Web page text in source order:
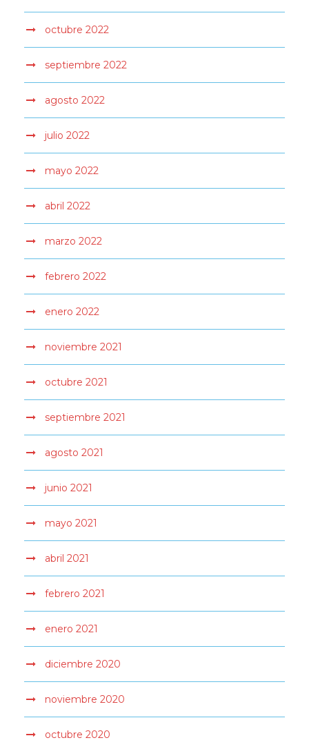
octubre 2022
septiembre 2022
agosto 2022
julio 2022
mayo 2022
abril 2022
marzo 2022
febrero 2022
enero 2022
noviembre 2021
octubre 2021
septiembre 2021
agosto 2021
junio 2021
mayo 2021
abril 2021
febrero 2021
enero 2021
diciembre 2020
noviembre 2020
octubre 2020